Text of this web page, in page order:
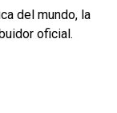
del mundo, la
oficial.